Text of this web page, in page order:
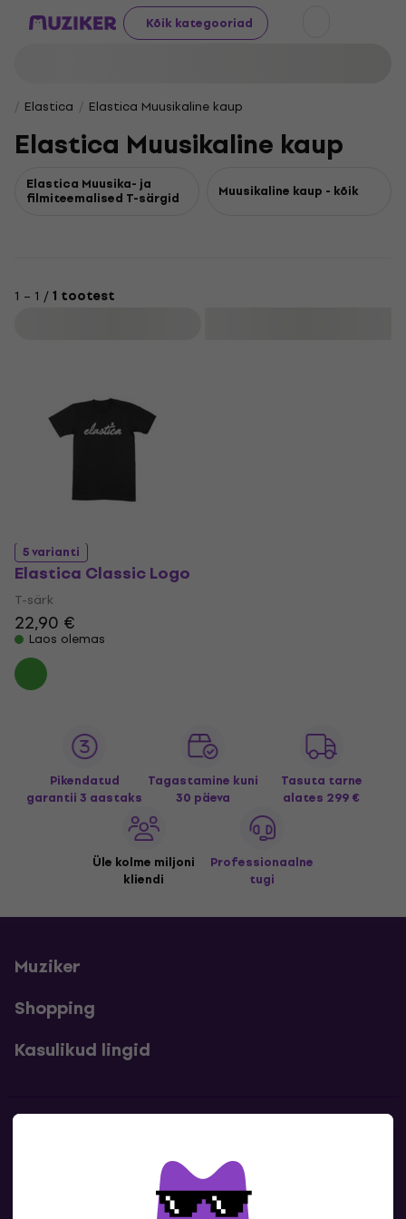
Kõik kategooriad
Elastica Elastica Muusikaline kaup
Elastica Muusikaline kaup
Elastica Muusika- ja
filmiteemalised T-särgid Muusikaline kaup - kõik
1 – 1 /1 tootest
5 varianti
Elastica Classic Logo
T-särk
22,90 €
Laos olemas
Pikendatud
garantii 3 aastaks
Tagastamine kuni
30 päeva
Tasuta tarne
alates 299 €
Üle kolme miljoni
kliendi
Professionaalne
tugi
Muziker
Shopping
Kasulikud lingid
Kontaktandmed